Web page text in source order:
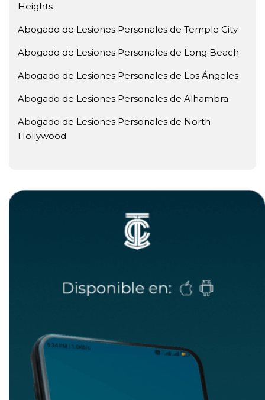
Heights
Abogado de Lesiones Personales de Temple City
Abogado de Lesiones Personales de Long Beach
Abogado de Lesiones Personales de Los Ángeles
Abogado de Lesiones Personales de Alhambra
Abogado de Lesiones Personales de North
Hollywood